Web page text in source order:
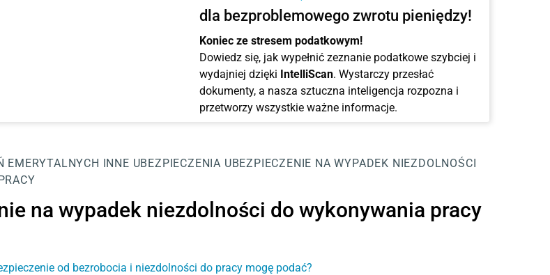
dla bezproblemowego zwrotu pieniędzy!
Koniec ze stresem podatkowym!
Dowiedz się, jak wypełnić zeznanie podatkowe szybciej i
wydajniej dzięki IntelliScan. Wystarczy przesłać
dokumenty, a nasza sztuczna inteligencja rozpozna i
przetworzy wszystkie ważne informacje.
EMERYTALNYCH INNE UBEZPIECZENIA UBEZPIECZENIE NA WYPADEK NIEZDOLNOŚCI
na wypadek niezdolności do wykonywania pracy
od bezrobocia i niezdolności do pracy mogę podać?